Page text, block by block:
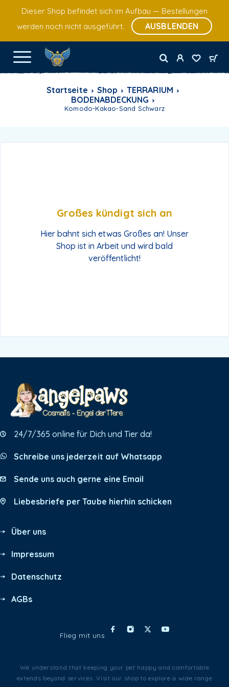
Dieser Shop befindet sich im Aufbau — Bestellungen
werden noch nicht ausgeführt.
AUSBLENDEN
Startseite Shop
TERRARIUM
BODENABDECKUNG
Komodo-Kakao-Sand Schwarz
Großes kündigt sich an
Hier bahnt sich etwas Großes an! Unser
Shop ist in Arbeit und wird bald
veröffentlicht!
24/7/365 online für Dich und Tier da!
Schreibe uns jederzeit auf Whatsapp
Sende uns auch gerne eine Email
Liebesbriefe per Taube hierhin schicken
Über uns
Impressum
Datenschutz
AGBs
Flieg mit uns
We understand that keeping your pet happy and comfortable
extends beyond services. Visit our shop to explore a wide range